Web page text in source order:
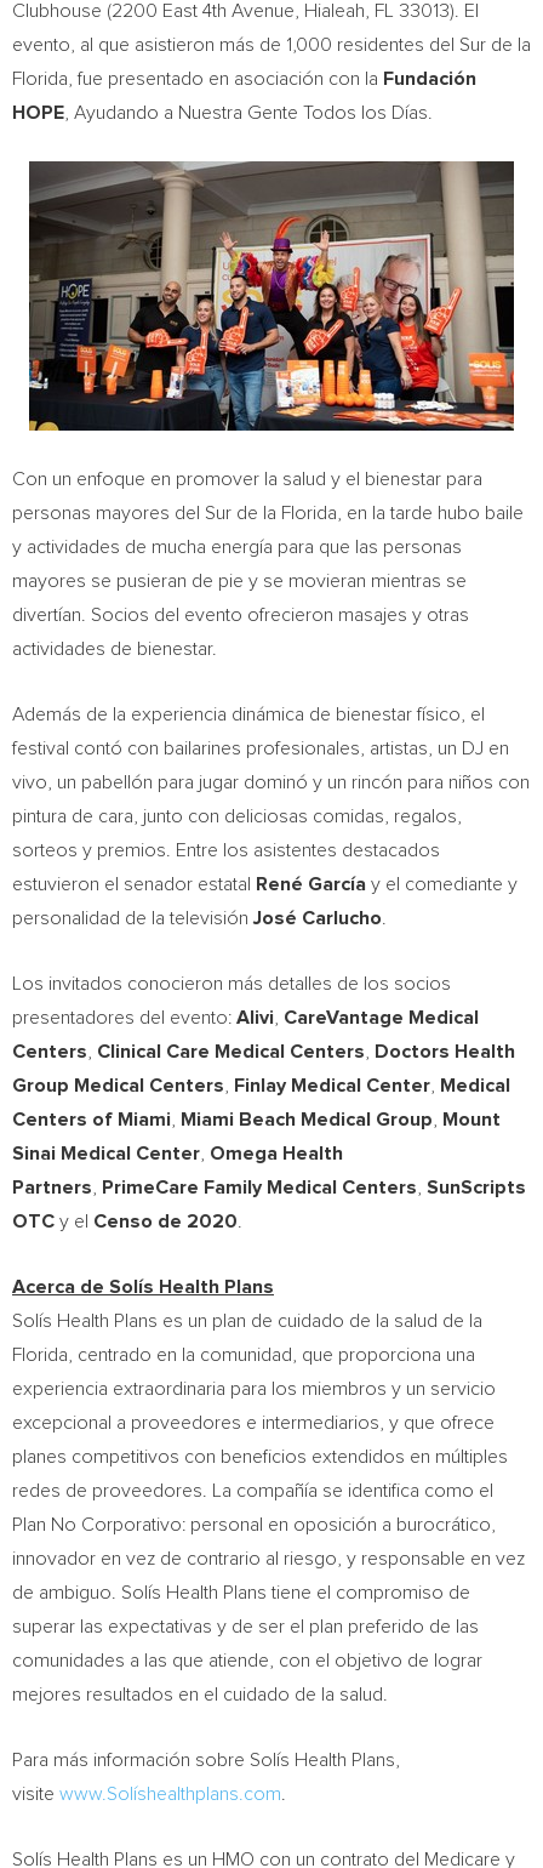
Clubhouse (2200 East 4th Avenue,
Hialeah, FL
33013). El
evento, al que asistieron más de 1,000 residentes del Sur de la
Florida , fue presentado en asociación con la Fundación
HOPE , Ayudando a Nuestra Gente Todos los Días.
Con un enfoque en promover la salud y el bienestar para
personas mayores del Sur de la Florida , en la tarde hubo baile
y actividades de mucha energía para que las personas
mayores se pusieran de pie y se movieran mientras se
divertían. Socios del evento ofrecieron masajes y otras
actividades de bienestar.
Además de la experiencia dinámica de bienestar físico, el
festival contó con bailarines profesionales, artistas, un DJ en
vivo, un pabellón para jugar dominó y un rincón para niños con
pintura de cara, junto con deliciosas comidas, regalos,
sorteos y premios. Entre los asistentes destacados
estuvieron el senador estatal
René García y el comediante y
personalidad de la televisiónJosé Carlucho
Los invitados conocieron más detalles de los socios
presentadores del evento: Alivi
CareVantage Medical
Centers
Clinical Care Medical Centers
Doctors Health
Group Medical Centers
Finlay Medical Center
Medical
Centers of Miami Miami Beach Medical Group
Mount
Sinai Medical Center Omega Health
Partners
PrimeCare Family Medical Centers SunScripts
OTC y el Censo de 2020
Acerca de Solís Health Plans
Solís Health Plans es un plan de cuidado de la salud de la
Florida , centrado en la comunidad, que proporciona una
experiencia extraordinaria para los miembros y un servicio
excepcional a proveedores e intermediarios, y que ofrece
planes competitivos con beneficios extendidos en múltiples
redes de proveedores. La compañía se identifica como el
Plan No Corporativo: personal en oposición a burocrático,
innovador en vez de contrario al riesgo, y responsable en vez
de ambiguo. Solís Health Plans tiene el compromiso de
superar las expectativas y de ser el plan preferido de las
comunidades a las que atiende, con el objetivo de lograr
mejores resultados en el cuidado de la salud.
Para más información sobre Solís Health Plans,
visite www.Solíshealthplans.com
Solís Health Plans es un HMO con un contrato del Medicare y